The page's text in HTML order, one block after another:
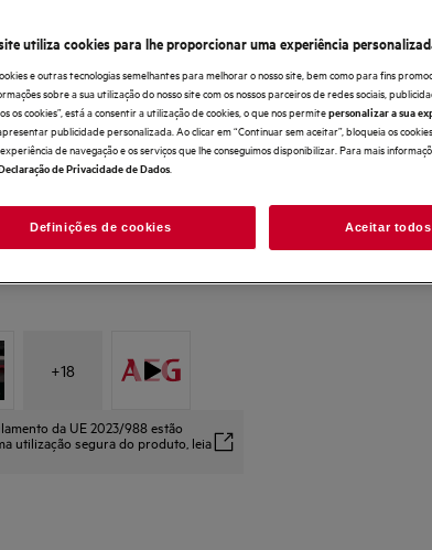
+18
da UE 2023/988 estão
utilização segura do produto, leia
Limpeza potente e eficiente,
SatelliteClean® Pro remove
Cestos EasyFlex Plus
utiliza cookies para lhe proporcionar uma experiência
e outras tecnologias semelhantes para melhorar o nosso site, bem como para fins
sobre a sua utilização do nosso site com os nossos parceiros de redes sociais,
os cookies”, está a consentir a utilização de cookies, o que nos permitepersonalizar a sua
publicidade personalizada. Ao clicar em “Continuar sem aceitar”, bloqueia os
de navegação e os serviços que lhe conseguimos disponibilizar. Para mais
de Privacidade de Dados
Definições de cookies Aceitar